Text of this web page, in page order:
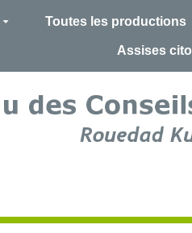
Toutes les productions
Assises